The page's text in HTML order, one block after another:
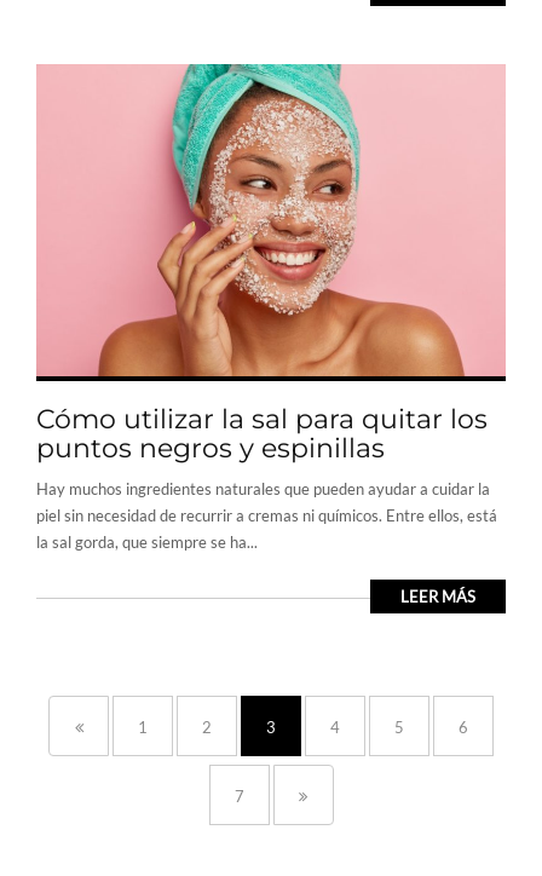
Cómo utilizar la sal para quitar los
puntos negros y espinillas
Hay muchos ingredientes naturales que pueden ayudar a cuidar la
piel sin necesidad de recurrir a cremas ni químicos. Entre ellos, está
la sal gorda, que siempre se ha...
LEER MÁS
1 2 3 4 5 6
7